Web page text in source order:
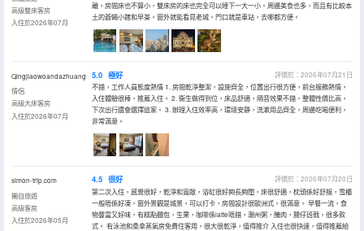
高級雙床客房
入住於2026年07月
離。房間床也不算小，雙床房的床也完全可以睡下一大一小。周邊美食也多，而且有比較本
土的蒼蠅小館和早茶。窗外就能看見老城。門口就是車站，去哪都方便。
Qingjiaowoandazhuang
情侶
高級大床客房
入住於2026年07月
5.0 極好
評價於：2026年07月21日
不錯，工作人員態度熱情 1. 房間乾淨整潔，設施齊全，位置出行很方便，前台服務熱情，
入住體驗很棒，推薦入住。 2. 衞生做得到位，床品舒適，隔音效果不錯，整體性價比高，
下次出行還會選擇這家。 3. 辦理入住效率高，環境安靜，洗漱用品齊全，周邊吃喝便利，
非常滿意。
simon-trip.com
獨自旅遊
高級客房
入住於2026年05月
4.5 很好
評價於：2026年07月20日
第二次入住，感覺很好，乾淨和寬敞，浴缸很好夠長夠闊，床很舒適，枕頭係好舒服，雪櫃
一般唔係好凍，窗外景觀是城景，可以打卡，房間設計很歐洲式，很滿意。 早餐一流，食
物豐富又好味，有糕點麵包，生果，咖啡係latte唔錯，潮州粥，醃肉，腸仔班戟，很多款
式。 有泳池和桑拿蒸氣房免費住客用，很大很乾淨，值得推介 入住也很快速，值得推薦給